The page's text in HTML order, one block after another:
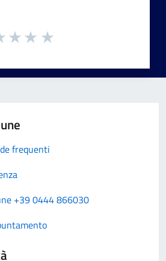
frequenti
+39 0444 866030